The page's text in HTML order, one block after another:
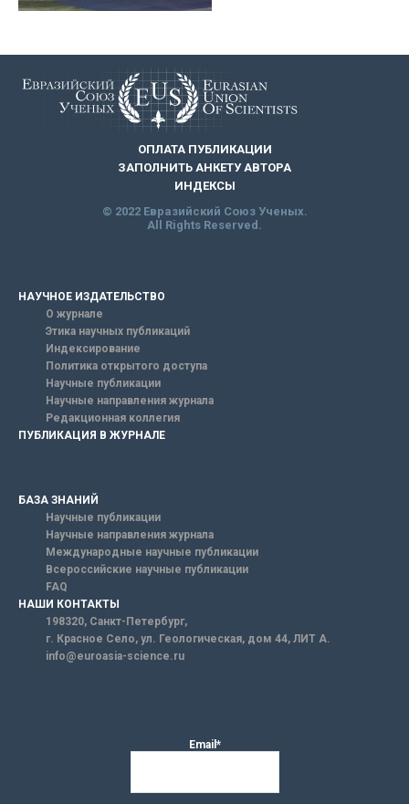
ОПЛАТА ПУБЛИКАЦИИ
ЗАПОЛНИТЬ АНКЕТУ АВТОРА
ИНДЕКСЫ
© 2022 Евразийский Союз Ученых.
All Rights Reserved.
НАУЧНОЕ ИЗДАТЕЛЬСТВО
О журнале
Этика научных публикаций
Индексирование
Политика открытого доступа
Научные публикации
Научные направления журнала
Редакционная коллегия
ПУБЛИКАЦИЯ В ЖУРНАЛЕ
БАЗА ЗНАНИЙ
Научные публикации
Научные направления журнала
Международные научные публикации
Всероссийские научные публикации
FAQ
НАШИ КОНТАКТЫ
198320, Санкт-Петербург,
г. Красное Село, ул. Геологическая, дом 44, ЛИТ А.
info@euroasia-science.ru
Email*